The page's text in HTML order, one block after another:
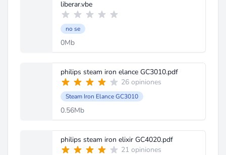
liberar.vbe
no se
0Mb
philips steam iron elance GC3010.pdf
26 opiniones
Steam Iron Elance GC3010
0.56Mb
philips steam iron elixir GC4020.pdf
21 opiniones